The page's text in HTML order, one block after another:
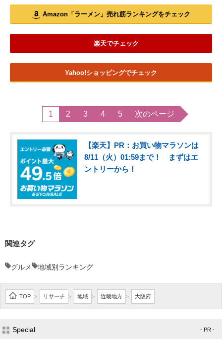
Amazon「ラーメン」売れ筋ランキングをチェック
楽天でチェック
Yahoo!ショッピングでチェック
1 2 3 4 5 次のページ
【楽天】PR：お買い物マラソンは
8/11（火）01:59まで！ まずはエ
ントリーから！
関連タグ
グルメ 地域別ランキング
TOP > リサーチ > 地域 > 近畿地方 > 大阪府
Special - PR -